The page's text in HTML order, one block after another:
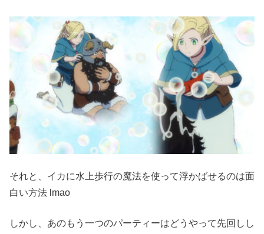
それと、イカに水上歩行の魔法を使って浮かばせるのは面
白い方法 lmao
しかし、あのもう一つのパーティーはどうやって先回しし